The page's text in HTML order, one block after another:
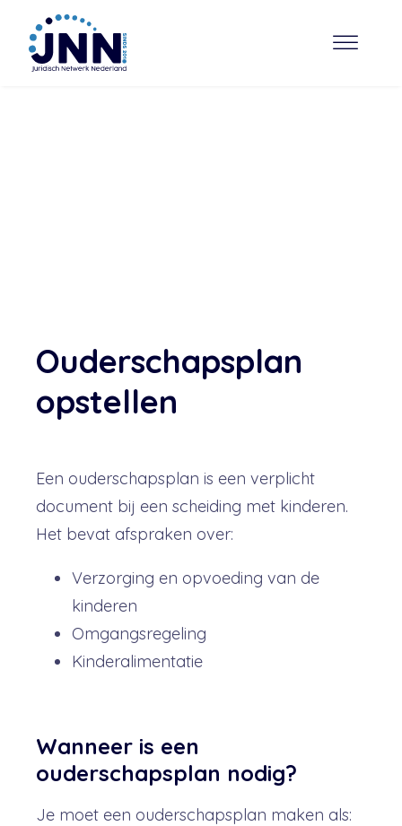
Ouderschapsplan
opstellen
Een ouderschapsplan is een verplicht
document bij een scheiding met kinderen.
Het bevat afspraken over:
Verzorging en opvoeding van de
kinderen
Omgangsregeling
Kinderalimentatie
Wanneer is een
ouderschapsplan nodig?
Je moet een ouderschapsplan maken als: